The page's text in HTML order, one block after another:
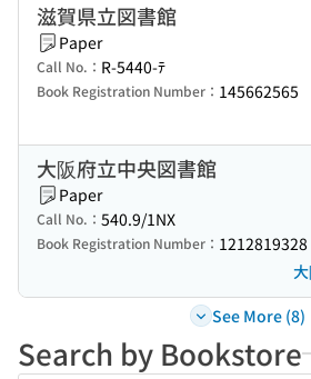
滋賀県立図書館
Paper
Call No.： R-5440-ﾃ
Book Registration Number： 145662565
大阪府立中央図書館
Paper
Call No.： 540.9/1NX
Book Registration Number： 1212819328
See More (8)
Search by Bookstore